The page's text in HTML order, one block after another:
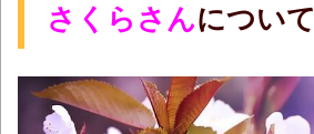
さくらさんについて